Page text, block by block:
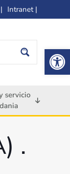
Intranet |
servicio
.